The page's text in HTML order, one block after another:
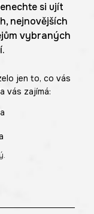
si ujít
nejnovějších
vybraných
jen to, co vás
vás zajímá: